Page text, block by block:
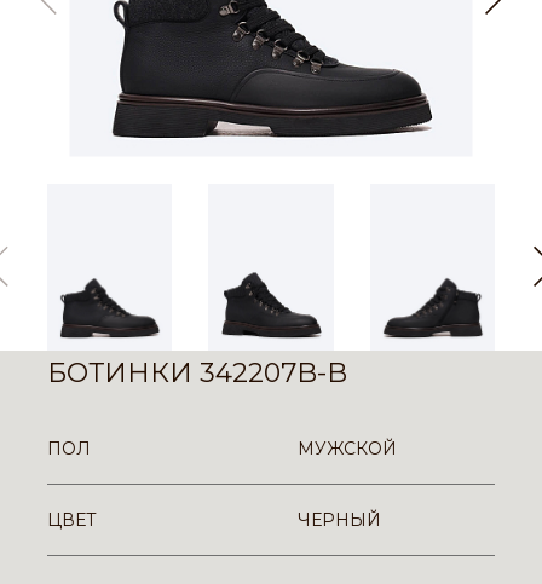
БОТИНКИ 342207B-B
ПОЛ МУЖСКОЙ
ЦВЕТ ЧЕРНЫЙ